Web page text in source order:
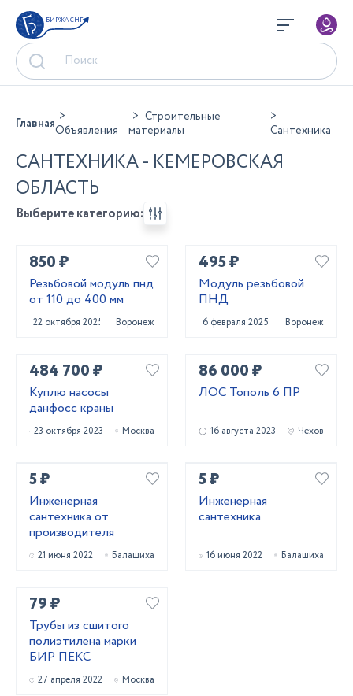
БИРЖА СНГ
ГлавнаяОбъявления
Строительные
материалы
Сантехника
САНТЕХНИКА - КЕМЕРОВСКАЯ
ОБЛАСТЬ
Выберите категорию:
850 ₽
Резьбовой модуль пнд
от 110 до 400 мм
22 октября 2025 Воронеж
495 ₽
Модуль резьбовой
ПНД
6 февраля 2025 Воронеж
484 700 ₽
Куплю насосы
данфосс краны
23 октября 2023 Москва
86 000 ₽
ЛОС Тополь 6 ПР
16 августа 2023 Чехов
5 ₽
Инженерная
сантехника от
производителя
21 июня 2022 Балашиха
5 ₽
Инженерная
сантехника
16 июня 2022 Балашиха
79 ₽
Трубы из сшитого
полиэтилена марки
БИР ПЕКС
27 апреля 2022 Москва